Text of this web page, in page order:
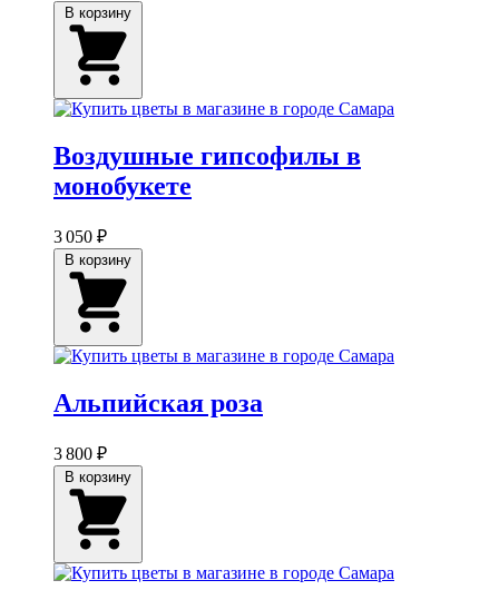
Воздушные гипсофилы в
монобукете
3 050 ₽
Альпийская роза
3 800 ₽